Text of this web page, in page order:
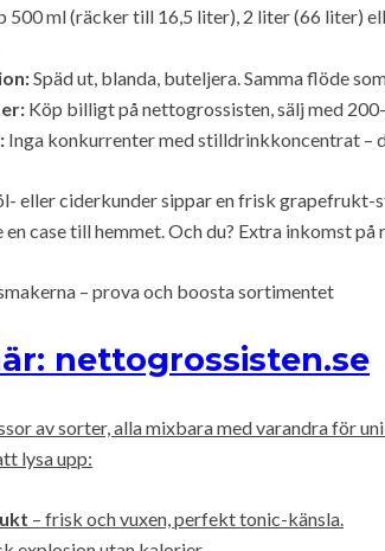
500 ml (räcker till 16,5 liter), 2 liter (66 liter)
Späd ut, blanda, buteljera. Samma flöde
Köp billigt på nettogrossisten, sälj med
Inga konkurrenter med stilldrinkkoncentrat –
eller ciderkunder sippar en frisk
case till hemmet. Och du? Extra inkomst på
– prova och boosta sortimentet
nettogrossisten.se
av sorter, alla mixbara med varandra för
lysa upp:
– frisk och vuxen, perfekt tonic-känsla.